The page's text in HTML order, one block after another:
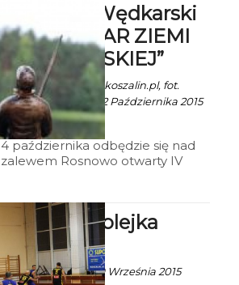
IV Festyn Wędkarski
pn. „PUCHAR ZIEMI
KOSZALIŃSKIEJ”
ekoszalin za powiat.koszalin.pl, fot.
powiat.koszalin.pl - 2 Października 2015
godz. 2:48
4 października odbędzie się nad
zalewem Rosnowo otwarty IV
Pierwsza kolejka
KALK-u
Artur Rutkowski - 29 Września 2015